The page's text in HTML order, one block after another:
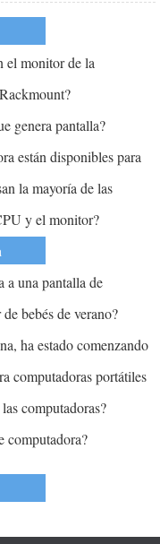
el monitor de la
genera pantalla?
están disponibles para
la mayoría de las
y el monitor?
a una pantalla de
bebés de verano?
ha estado comenzando
DT2410 con
esto?
computadoras portátiles
computadoras?
computadora?